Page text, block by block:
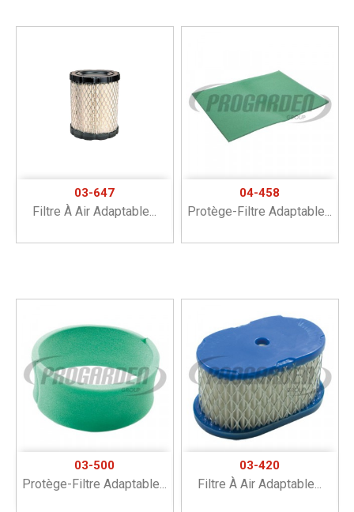
03-647
Filtre À Air Adaptable...
04-458
Protège-Filtre Adaptable...
03-500
Protège-Filtre Adaptable...
03-420
Filtre À Air Adaptable...